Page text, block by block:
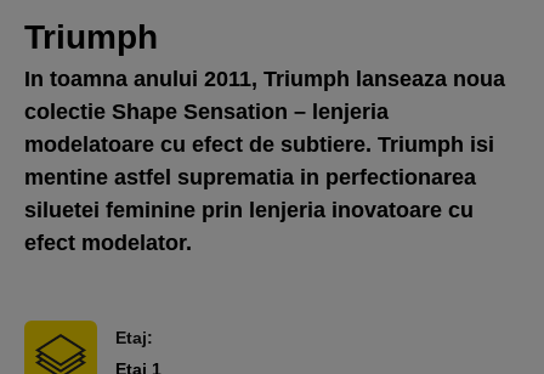
Triumph
In toamna anului 2011, Triumph lanseaza noua
colectie Shape Sensation – lenjeria
modelatoare cu efect de subtiere. Triumph isi
mentine astfel suprematia in perfectionarea
siluetei feminine prin lenjeria inovatoare cu
efect modelator.
Etaj:
Etaj 1